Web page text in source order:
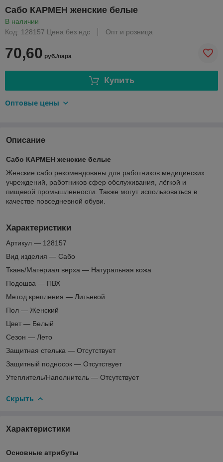
Сабо КАРМЕН женские белые
В наличии
Код: 128157 Цена без ндс
Опт и розница
70,60 руб./пара
Купить
Оптовые цены
Описание
Сабо КАРМЕН женские белые
Женские сабо рекомендованы для работников медицинских
учреждений, работников сфер обслуживания, лёгкой и
пищевой промышленности. Также могут использоваться в
качестве повседневной обуви.
Характеристики
Артикул — 128157
Вид изделия — Сабо
Ткань/Материал верха — Натуральная кожа
Подошва — ПВХ
Метод крепления — Литьевой
Пол — Женский
Цвет — Белый
Сезон — Лето
Защитная стелька — Отсутствует
Защитный подносок — Отсутствует
Утеплитель/Наполнитель — Отсутствует
Скрыть
Характеристики
Основные атрибуты